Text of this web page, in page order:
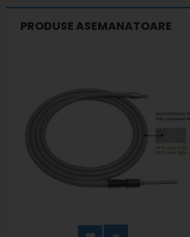
PRODUSE ASEMANATOARE